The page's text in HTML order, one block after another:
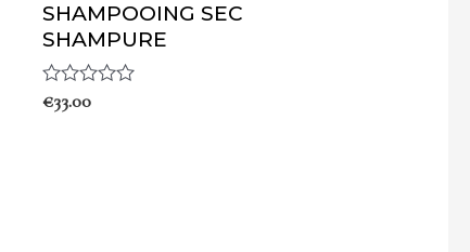
SHAMPOOING SEC
SHAMPURE
Note
€33.00